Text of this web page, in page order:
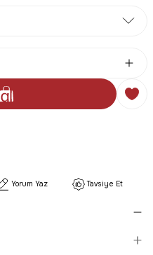
Yorum Yaz Tavsiye Et